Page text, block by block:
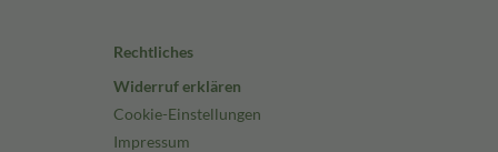
Rechtliches
Widerruf erklären
Cookie-Einstellungen
Impressum